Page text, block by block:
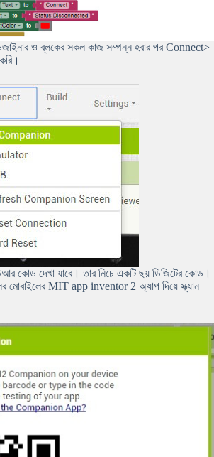
ও ব্লকের সকল কাজ সম্পন্ন হবার পর Connect>
কোড দেখা যাবে। তার নিচে একটি ছয় ডিজিটের কোড।
মোবাইলের MIT app inventor 2 অ্যাপ দিয়ে স্ক্যান